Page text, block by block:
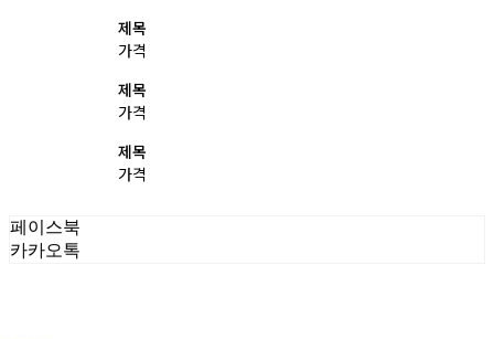
제목
가격
제목
가격
제목
가격
페이스북
카카오톡